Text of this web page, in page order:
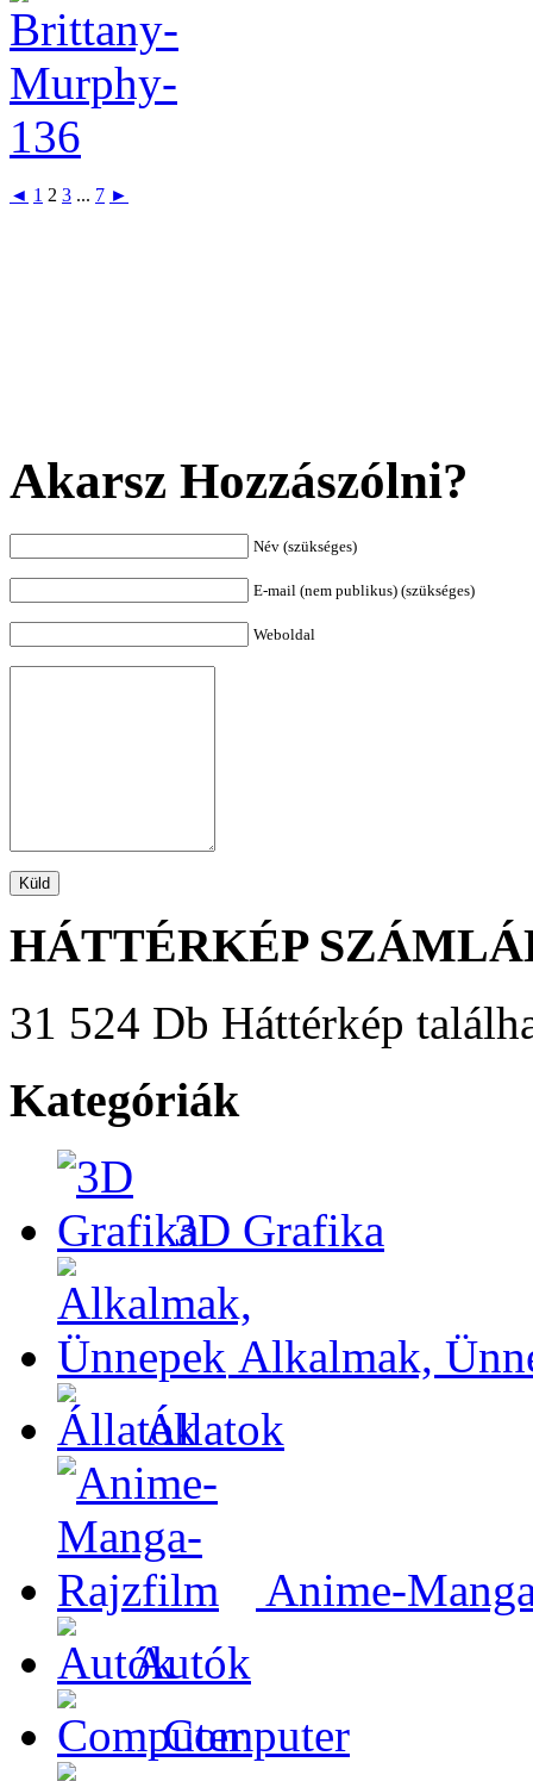
◄ 1 2 3 ... 7 ►
Akarsz Hozzászólni?
Név (szükséges)
E-mail (nem publikus) (szükséges)
Weboldal
HÁTTÉRKÉP
31 524 Db Háttérkép
Kategóriák
3D Grafika
Alkalmak,
Állatok
Anime-
Autók
Computer